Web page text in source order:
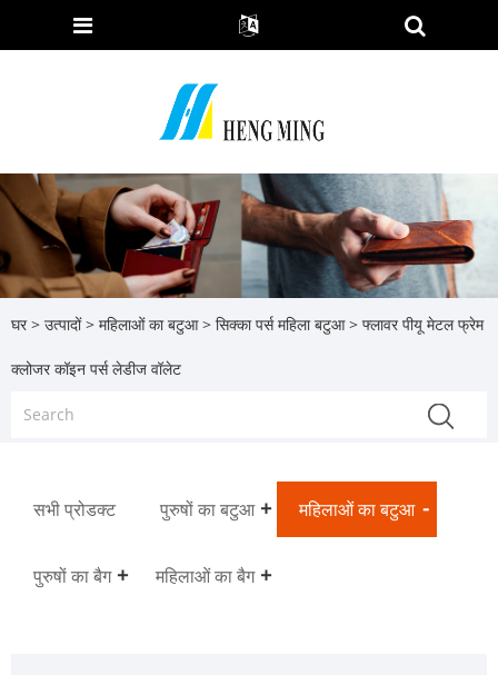
घर > उत्पादों> महिलाओं का बटुआ> सिक्का पर्स महिला बटुआ> फ्लावर पीयू मेटल फ्रेम
क्लोजर कॉइन पर्स लेडीज वॉलेट
सभी प्रोडक्ट पुरुषों का बटुआ महिलाओं का बटुआ
पुरुषों का बैग महिलाओं का बैग